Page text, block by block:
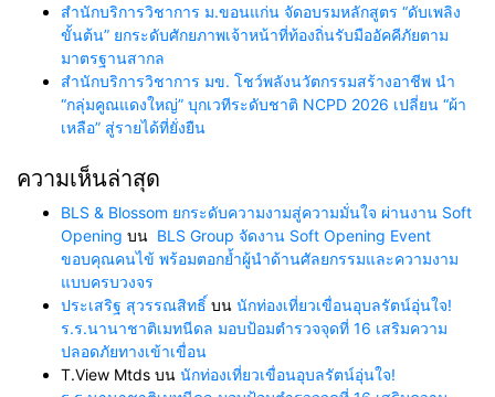
สำนักบริการวิชาการ ม.ขอนแก่น จัดอบรมหลักสูตร “ดับเพลิง
ขั้นต้น” ยกระดับศักยภาพเจ้าหน้าที่ท้องถิ่นรับมืออัคคีภัยตาม
มาตรฐานสากล
สำนักบริการวิชาการ มข. โชว์พลังนวัตกรรมสร้างอาชีพ นำ
“กลุ่มคูณแดงใหญ่” บุกเวทีระดับชาติ NCPD 2026 เปลี่ยน “ผ้า
เหลือ” สู่รายได้ที่ยั่งยืน
ความเห็นล่าสุด
BLS & Blossom ยกระดับความงามสู่ความมั่นใจ ผ่านงาน Soft
Opening บน BLS Group จัดงาน Soft Opening Event
ขอบคุณคนไข้ พร้อมตอกย้ำผู้นำด้านศัลยกรรมและความงาม
แบบครบวงจร
ประเสริฐ สุวรรณสิทธิ์ บน นักท่องเที่ยวเขื่อนอุบลรัตน์อุ่นใจ!
ร.ร.นานาชาติเมทนีดล มอบป้อมตำรวจจุดที่ 16 เสริมความ
ปลอดภัยทางเข้าเขื่อน
T.View Mtds บน นักท่องเที่ยวเขื่อนอุบลรัตน์อุ่นใจ!